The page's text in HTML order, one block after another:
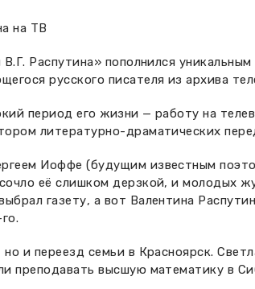
на ТВ
Распутина» пополнился
русского писателя из архива
период его жизни — работу на
литературно-драматических
Иоффе (будущим известным
её слишком дерзкой, и молодых
газету, а вот Валентина
и переезд семьи в Красноярск.
преподавать высшую математику в